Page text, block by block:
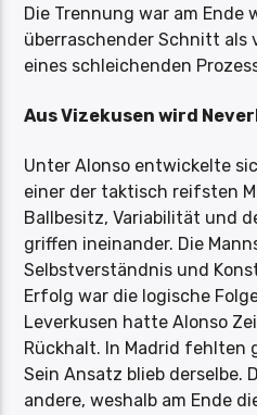
Die Trennung war am Ende
überraschender Schnitt als
eines schleichenden
Aus Vizekusen wird
Unter Alonso entwickelte
einer der taktisch reifsten
Ballbesitz, Variabilität und
griffen ineinander. Die
Selbstverständnis und
Erfolg war die logische
Leverkusen hatte Alonso
Rückhalt. In Madrid fehlten
Sein Ansatz blieb derselbe.
andere, weshalb am Ende